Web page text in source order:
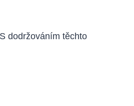
dodržováním těchto